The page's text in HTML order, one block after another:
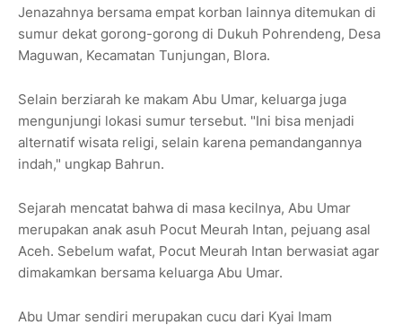
Jenazahnya bersama empat korban lainnya ditemukan di
sumur dekat gorong-gorong di Dukuh Pohrendeng, Desa
Maguwan, Kecamatan Tunjungan, Blora.
Selain berziarah ke makam Abu Umar, keluarga juga
mengunjungi lokasi sumur tersebut. "Ini bisa menjadi
alternatif wisata religi, selain karena pemandangannya
indah," ungkap Bahrun.
Sejarah mencatat bahwa di masa kecilnya, Abu Umar
merupakan anak asuh Pocut Meurah Intan, pejuang asal
Aceh. Sebelum wafat, Pocut Meurah Intan berwasiat agar
dimakamkan bersama keluarga Abu Umar.
Abu Umar sendiri merupakan cucu dari Kyai Imam